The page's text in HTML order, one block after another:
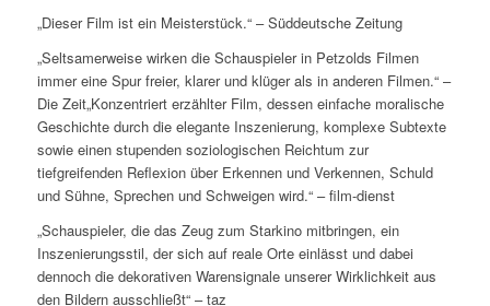
„Dieser Film ist ein Meisterstück.“ –Süddeutsche Zeitung
„Seltsamerweise wirken die Schauspieler in Petzolds Filmen
immer eine Spur freier, klarer und klüger als in anderen Filmen.“ –
Die Zeit„Konzentriert erzählter Film, dessen einfache moralische
Geschichte durch die elegante Inszenierung, komplexe Subtexte
sowie einen stupenden soziologischen Reichtum zur
tiefgreifenden Reflexion über Erkennen und Verkennen, Schuld
und Sühne, Sprechen und Schweigen wird.“ –film-dienst
„Schauspieler, die das Zeug zum Starkino mitbringen, ein
Inszenierungsstil, der sich auf reale Orte einlässt und dabei
dennoch die dekorativen Warensignale unserer Wirklichkeit aus
den Bildern ausschließt“ –taz